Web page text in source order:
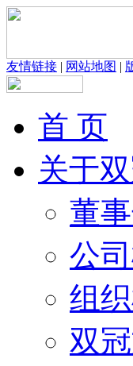
友情链接 | 网站地图 |
首 页
关于
董
公
组
双